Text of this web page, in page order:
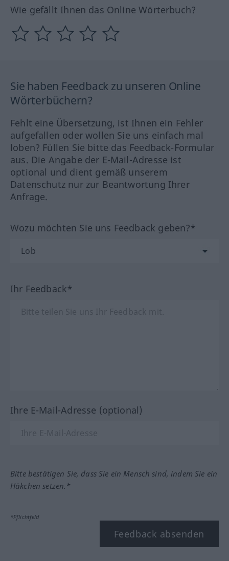
Wie gefällt Ihnen das Online Wörterbuch?
Sie haben Feedback zu unseren Online
Wörterbüchern?
Fehlt eine Übersetzung, ist Ihnen ein Fehler
aufgefallen oder wollen Sie uns einfach mal
loben? Füllen Sie bitte das Feedback-Formular
aus. Die Angabe der E-Mail-Adresse ist
optional und dient gemäß unserem
Datenschutz nur zur Beantwortung Ihrer
Anfrage.
Wozu möchten Sie uns Feedback geben?*
Ihr Feedback*
Ihre E-Mail-Adresse (optional)
Bitte bestätigen Sie, dass Sie ein Mensch sind, indem Sie ein
Häkchen setzen.*
*Pflichtfeld
Feedback absenden